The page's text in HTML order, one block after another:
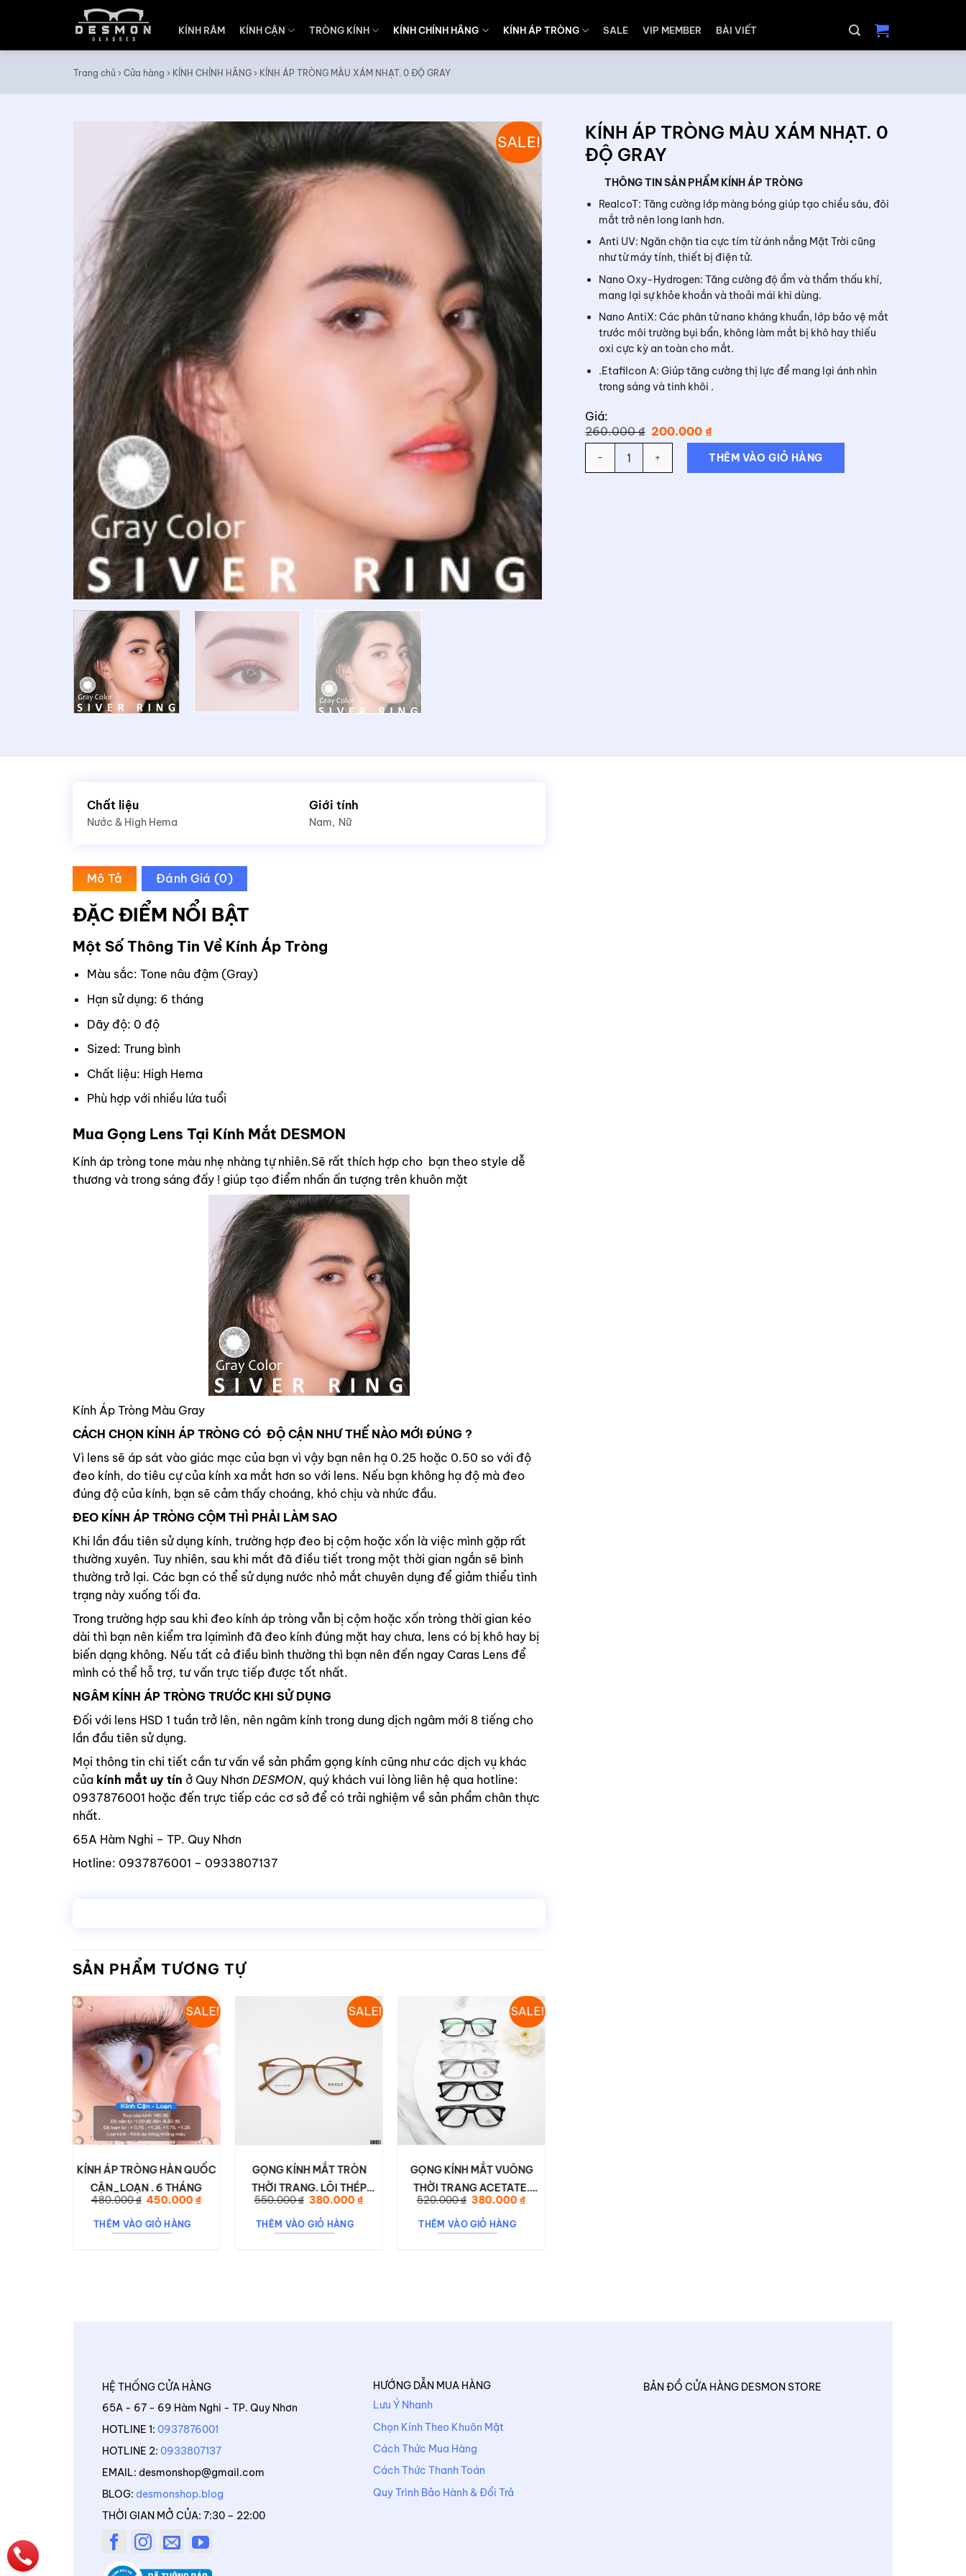
KÍNH RÂM KÍNH CẬN TRÒNG KÍNH KÍNH CHÍNH HÃNG KÍNH ÁP TRÒNG SALE VIP MEMBER BÀI VIẾT
Trang chủ › Cửa hàng › KÍNH CHÍNH HÃNG › KÍNH ÁP TRÒNG MÀU XÁM NHẠT. 0 ĐỘ GRAY
SALE!
KÍNH ÁP TRÒNG MÀU XÁM NHẠT. 0
ĐỘ GRAY
THÔNG TIN SẢN PHẨM KÍNH ÁP TRÒNG
RealcoT: Tăng cường lớp màng bóng giúp tạo chiều sâu, đôi
mắt trở nên long lanh hơn.
Anti UV: Ngăn chặn tia cực tím từ ánh nắng Mặt Trời cũng
như từ máy tính, thiết bị điện tử.
Nano Oxy-Hydrogen: Tăng cường độ ẩm và thẩm thấu khí,
mang lại sự khỏe khoắn và thoải mái khi dùng.
Nano AntiX: Các phân tử nano kháng khuẩn, lớp bảo vệ mắt
trước môi trường bụi bẩn, không làm mắt bị khô hay thiếu
oxi cực kỳ an toàn cho mắt.
.Etafilcon A: Giúp tăng cường thị lực để mang lại ánh nhìn
trong sáng và tinh khôi .
Giá:
260.000₫ Giá
gốc
là:
260.000 ₫.
200.000 ₫Giá
hiện
tại
là:
200.000 ₫.
THÊM VÀO GIỎ HÀNG
Chất liệu
Nước & High Hema
Giới tính
Nam Nữ
Mô Tả Đánh Giá (0)
ĐẶC ĐIỂM NỔI BẬT
Một Số Thông Tin Về Kính Áp Tròng
Màu sắc: Tone nâu đậm (Gray)
Hạn sử dụng: 6 tháng
Dãy độ: 0 độ
Sized: Trung bình
Chất liệu: High Hema
Phù hợp với nhiều lứa tuổi
Mua Gọng Lens Tại Kính Mắt DESMON
Kính áp tròng tone màu nhẹ nhàng tự nhiên.Sẽ rất thích hợp cho bạn theo style dễ
thương và trong sáng đấy ! giúp tạo điểm nhấn ấn tượng trên khuôn mặt
Kính Áp Tròng Màu Gray
CÁCH CHỌN KÍNH ÁP TRÒNG CÓ ĐỘ CẬN NHƯ THẾ NÀO MỚI ĐÚNG ?
Vì lens sẽ áp sát vào giác mạc của bạn vì vậy bạn nên hạ 0.25 hoặc 0.50 so với độ
đeo kính, do tiêu cự của kính xa mắt hơn so với lens. Nếu bạn không hạ độ mà đeo
đúng độ của kính, bạn sẽ cảm thấy choáng, khó chịu và nhức đầu.
ĐEO KÍNH ÁP TRÒNG CỘM THÌ PHẢI LÀM SAO
Khi lần đầu tiên sử dụng kính, trường hợp đeo bị cộm hoặc xốn là việc mình gặp rất
thường xuyên. Tuy nhiên, sau khi mắt đã điều tiết trong một thời gian ngắn sẽ bình
thường trở lại. Các bạn có thể sử dụng nước nhỏ mắt chuyên dụng để giảm thiểu tình
trạng này xuống tối đa.
Trong trường hợp sau khi đeo kính áp tròng vẫn bị cộm hoặc xốn tròng thời gian kéo
dài thì bạn nên kiểm tra lạimình đã đeo kính đúng mặt hay chưa, lens có bị khô hay bị
biến dạng không. Nếu tất cả điều bình thường thì bạn nên đến ngay Caras Lens để
mình có thể hỗ trợ, tư vấn trực tiếp được tốt nhất.
NGÂM KÍNH ÁP TRÒNG TRƯỚC KHI SỬ DỤNG
Đối với lens HSD 1 tuần trở lên, nên ngâm kính trong dung dịch ngâm mới 8 tiếng cho
lần đầu tiên sử dụng.
Mọi thông tin chi tiết cần tư vấn về sản phẩm gọng kính cũng như các dịch vụ khác
củakính mắt uy tín ở Quy Nhơn DESMON, quý khách vui lòng liên hệ qua hotline:
0937876001 hoặc đến trực tiếp các cơ sở để có trải nghiệm về sản phẩm chân thực
nhất.
65A Hàm Nghi – TP. Quy Nhơn
Hotline: 0937876001 – 0933807137
SẢN PHẨM TƯƠNG TỰ
SALE!
KÍNH ÁP TRÒNG HÀN QUỐC
CẬN_LOẠN . 6 THÁNG
480.000₫ Giá
là:
480.000 ₫.
450.000₫Giá
THÊM VÀO GIỎ HÀNG
SALE!
GỌNG KÍNH MẮT TRÒN
THỜI TRANG. LÕI THÉP
DESON H00151
550.000₫ Giá
là:
550.000 ₫.
380.000₫Giá
THÊM VÀO GIỎ HÀNG
SALE!
GỌNG KÍNH MẮT VUÔNG
THỜI TRANG ACETATE.
DESON16894
520.000₫ Giá
là:
520.000 ₫.
380.000₫Giá
THÊM VÀO GIỎ HÀNG
HỆ THỐNG CỬA HÀNG
65A - 67 - 69 Hàm Nghi - TP. Quy Nhơn
HOTLINE 1: 0937876001
HOTLINE 2: 0933807137
EMAIL: desmonshop@gmail.com
BLOG: desmonshop.blog
THỜI GIAN MỞ CỦA: 7:30 – 22:00
HƯỚNG DẪN MUA HÀNG
Lưu Ý Nhanh
Chọn Kính Theo Khuôn Mặt
Cách Thức Mua Hàng
Cách Thức Thanh Toán
Quy Trình Bảo Hành & Đổi Trả
BẢN ĐỒ CỬA HÀNG DESMON STORE